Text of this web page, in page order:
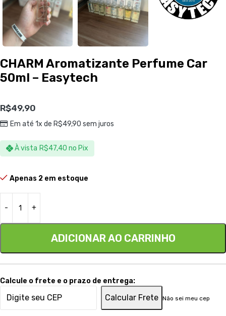
CHARM Aromatizante Perfume Car
50ml – Easytech
R$49,90
Em até 1x de R$49,90 sem juros
À vista R$47,40 no Pix
Apenas 2 em estoque
ADICIONAR AO CARRINHO
Calcule o frete e o prazo de entrega:
Calcular Frete Não sei meu cep